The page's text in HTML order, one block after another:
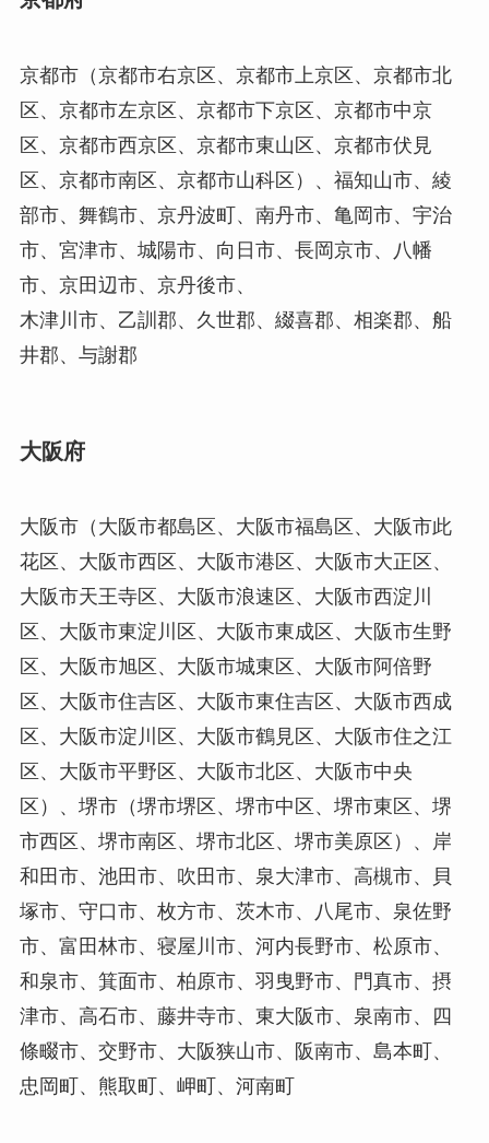
京都市（京都市右京区、京都市上京区、京都市北
区、京都市左京区、京都市下京区、京都市中京
区、京都市西京区、京都市東山区、京都市伏見
区、京都市南区、京都市山科区）、福知山市、綾
部市、舞鶴市、京丹波町、南丹市、亀岡市、宇治
市、宮津市、城陽市、向日市、長岡京市、八幡
市、京田辺市、京丹後市、
木津川市、乙訓郡、久世郡、綴喜郡、相楽郡、船
井郡、与謝郡
大阪府
大阪市（大阪市都島区、大阪市福島区、大阪市此
花区、大阪市西区、大阪市港区、大阪市大正区、
大阪市天王寺区、大阪市浪速区、大阪市西淀川
区、大阪市東淀川区、大阪市東成区、大阪市生野
区、大阪市旭区、大阪市城東区、大阪市阿倍野
区、大阪市住吉区、大阪市東住吉区、大阪市西成
区、大阪市淀川区、大阪市鶴見区、大阪市住之江
区、大阪市平野区、大阪市北区、大阪市中央
区）、堺市（堺市堺区、堺市中区、堺市東区、堺
市西区、堺市南区、堺市北区、堺市美原区）、岸
和田市、池田市、吹田市、泉大津市、高槻市、貝
塚市、守口市、枚方市、茨木市、八尾市、泉佐野
市、富田林市、寝屋川市、河内長野市、松原市、
和泉市、箕面市、柏原市、羽曳野市、門真市、摂
津市、高石市、藤井寺市、東大阪市、泉南市、四
條畷市、交野市、大阪狭山市、阪南市、島本町、
忠岡町、熊取町、岬町、河南町